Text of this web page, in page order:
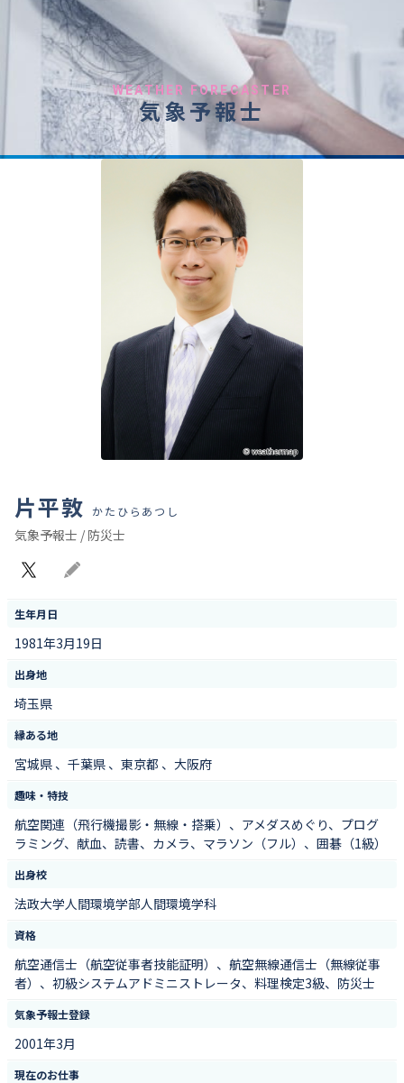
WEATHER FORECASTER
気象予報士
片平敦 かたひらあつし
気象予報士 / 防災士
Blog
生年月日
1981年3月19日
出身地
埼玉県
縁ある地
宮城県 、千葉県 、東京都 、大阪府
趣味・特技
航空関連（飛行機撮影・無線・搭乗）、アメダスめぐり、プログ
ラミング、献血、読書、カメラ、マラソン（フル）、囲碁（1級）
出身校
法政大学人間環境学部人間環境学科
資格
航空通信士（航空従事者技能証明）、航空無線通信士（無線従事
者）、初級システムアドミニストレータ、料理検定3級、防災士
気象予報士登録
2001年3月
現在のお仕事